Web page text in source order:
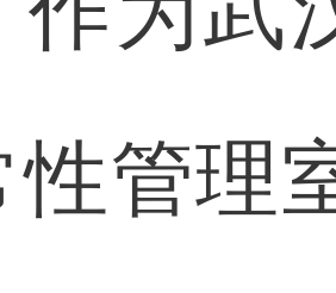
性管理